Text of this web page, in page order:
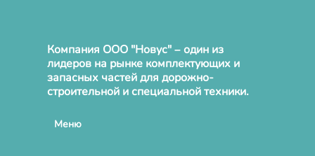
Компания ООО "Новус" – один из
лидеров на рынке комплектующих и
запасных частей для дорожно-
строительной и специальной техники.
Меню